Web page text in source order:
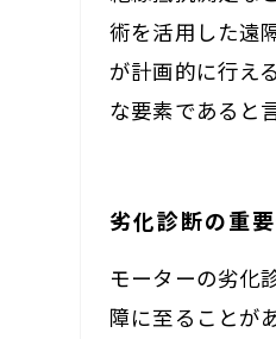
術を活用した遠
が計画的に行え
な要素であると
劣化診断の重
モーターの劣化
障に至ることが